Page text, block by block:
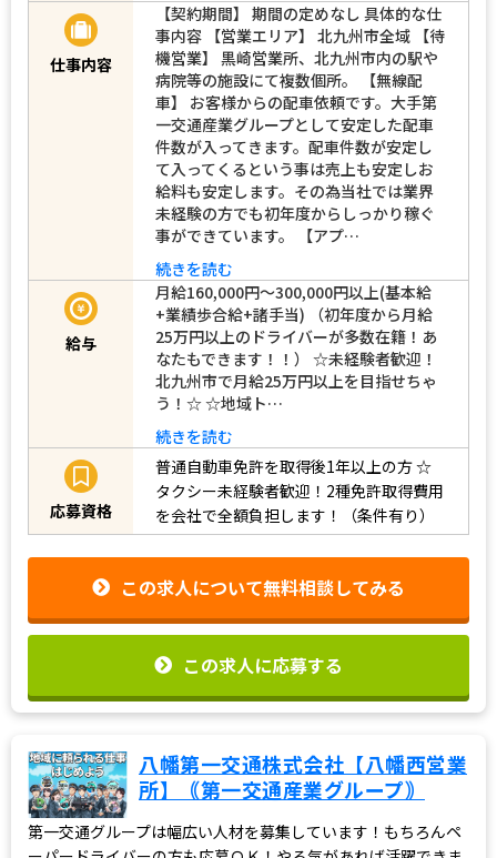
仕事内容
【契約期間】 期間の定めなし 具体的な仕
事内容 【営業エリア】 北九州市全域 【待
機営業】 黒崎営業所、北九州市内の駅や
病院等の施設にて複数個所。 【無線配
車】 お客様からの配車依頼です。大手第
一交通産業グループとして安定した配車
件数が入ってきます。配車件数が安定し
て入ってくるという事は売上も安定しお
給料も安定します。その為当社では業界
未経験の方でも初年度からしっかり稼ぐ
事ができています。 【アプ…
続きを読む
給与
月給160,000円～300,000円以上(基本給
+業績歩合給+諸手当) （初年度から月給
25万円以上のドライバーが多数在籍！あ
なたもできます！！） ☆未経験者歓迎！
北九州市で月給25万円以上を目指せちゃ
う！☆ ☆地域ト…
続きを読む
応募資格
普通自動車免許を取得後1年以上の方☆
タクシー未経験者歓迎！2種免許取得費用
を会社で全額負担します！（条件有り）
この求人について無料相談してみる
この求人に応募する
八幡第一交通株式会社【八幡西営業
所】｟第一交通産業グループ｠
第一交通グループは幅広い人材を募集しています！もちろんペ